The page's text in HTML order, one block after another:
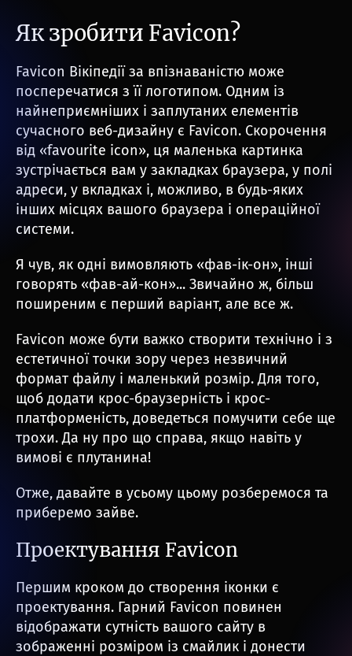
Як зробити Favicon?
Favicon Вікіпедії за впізнаваністю може
посперечатися з її логотипом. Одним із
найнеприємніших і заплутаних елементів
сучасного веб-дизайну є Favicon. Скорочення
від «favourite icon», ця маленька картинка
зустрічається вам у закладках браузера, у полі
адреси, у вкладках і, можливо, в будь-яких
інших місцях вашого браузера і операційної
системи.
Я чув, як одні вимовляють «фав-ік-он», інші
говорять «фав-ай-кон»... Звичайно ж, більш
поширеним є перший варіант, але все ж.
Favicon може бути важко створити технічно і з
естетичної точки зору через незвичний
формат файлу і маленький розмір. Для того,
щоб додати крос-браузерність і крос-
платформеність, доведеться помучити себе ще
трохи. Да ну про що справа, якщо навіть у
вимові є плутанина!
Отже, давайте в усьому цьому розберемося та
приберемо зайве.
Проектування Favicon
Першим кроком до створення іконки є
проектування. Гарний Favicon повинен
відображати сутність вашого сайту в
зображенні розміром із смайлик і донести